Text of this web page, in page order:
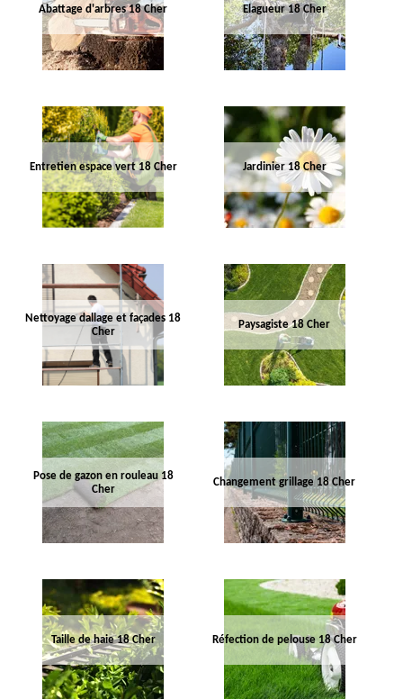
Abattage d'arbres 18 Cher Elagueur 18 Cher
Entretien espace vert 18 Cher Jardinier 18 Cher
Nettoyage dallage et façades 18
Cher
Paysagiste 18 Cher
Pose de gazon en rouleau 18
Cher
Changement grillage 18 Cher
Taille de haie 18 Cher Réfection de pelouse 18 Cher